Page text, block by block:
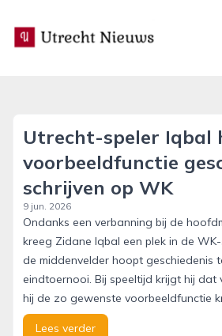
utrecht-nieuws.nl
Utrecht-speler Iqbal
voorbeeldfunctie
schrijven op WK
9 jun. 2026
Ondanks een verbanning bij de
kreeg Zidane Iqbal een plek in de
de middenvelder hoopt geschiedenis
eindtoernooi. Bij speeltijd krijgt hij dat
hij de zo gewenste voorbeeldfunctie
Lees verder